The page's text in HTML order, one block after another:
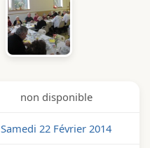
non disponible
Samedi 22 Février 2014